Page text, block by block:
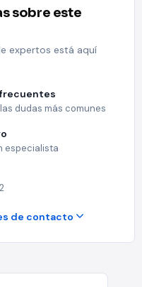
sobre este
expertos está aquí
dudas más comunes
especialista
de contacto